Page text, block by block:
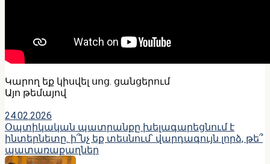
Կարող եք կիսվել սոց․ ցանցերում
Այո թեմայով
24.02.2026
Օպտիկական պատրանքը խելագարեցնում է
ինտերնետը. ի՞նչ եք տեսնում՝ վարդագույն լորձ, թե՞
պատառաքաղներ